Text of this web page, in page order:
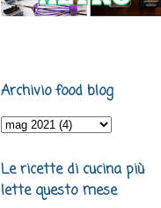
Archivio food blog
Le ricette di cucina più
lette questo mese